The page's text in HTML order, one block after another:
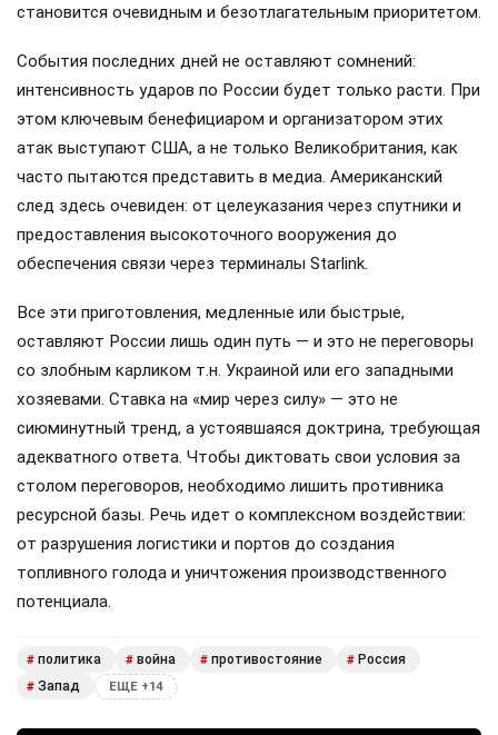
становится очевидным и безотлагательным приоритетом.
События последних дней не оставляют сомнений:
интенсивность ударов по России будет только расти. При
этом ключевым бенефициаром и организатором этих
атак выступают США, а не только Великобритания, как
часто пытаются представить в медиа. Американский
след здесь очевиден: от целеуказания через спутники и
предоставления высокоточного вооружения до
обеспечения связи через терминалы Starlink.
Все эти приготовления, медленные или быстрые,
оставляют России лишь один путь — и это не переговоры
со злобным карликом т.н. Украиной или его западными
хозяевами. Ставка на «мир через силу» — это не
сиюминутный тренд, а устоявшаяся доктрина, требующая
адекватного ответа. Чтобы диктовать свои условия за
столом переговоров, необходимо лишить противника
ресурсной базы. Речь идет о комплексном воздействии:
от разрушения логистики и портов до создания
топливного голода и уничтожения производственного
потенциала.
# политика # война # противостояние # Россия
# Запад ЕЩЕ +14